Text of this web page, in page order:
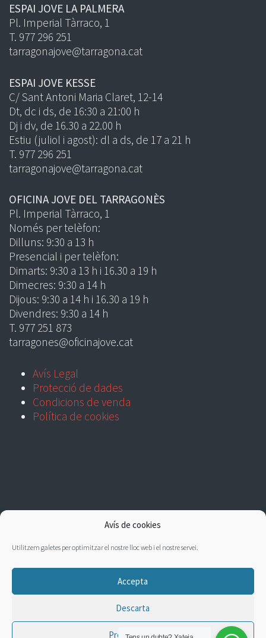
Avís de cookies
Utilitzem galetes per optimitzar el nostre lloc web i el nostre servei.
Accepta
Descarta
Preferències
ESPAI JOVE LA PALMERA
Pl. Imperial Tàrraco, 1
T. 977 296 251
tarragonajove@tarragona.cat
ESPAI JOVE KESSE
C/ Sant Antoni Maria Claret, 12-14
Dt, dc i ds, de 16:30 a 21:00 h
Dj i dv, de 16.30 a 22.00 h
Estiu (juliol i agost): dl a ds, de 17 a 21 h
T. 977 296 251
tarragonajove@tarragona.cat
OFICINA JOVE DEL TARRAGONÈS
Pl. Imperial Tàrraco, 1
Només per telèfon:
Dilluns: 9:30 a 13 h
Presencial i per telèfon:
Dimarts: 9:30 a 13 h i 16.30 a 19 h
Dimecres: 9:30 a 14 h
Dijous: 9:30 a 14 h i 16.30 a 19 h
Divendres: 9:30 a 14 h
T. 977 251 873
tarragones@oficinajove.cat
Avís Legal
Protecció de dades
Condicions de venda
Política de cookies